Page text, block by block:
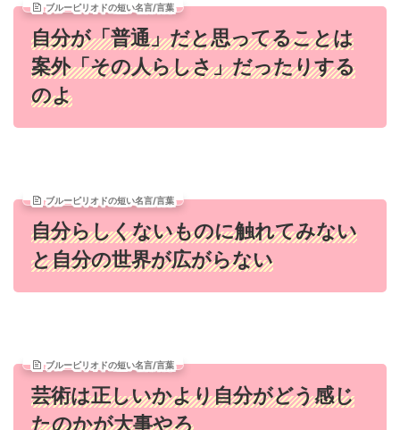
ブルーピリオドの短い名言/言葉
自分が「普通」だと思ってることは
案外「その人らしさ」だったりする
のよ
ブルーピリオドの短い名言/言葉
自分らしくないものに触れてみない
と自分の世界が広がらない
ブルーピリオドの短い名言/言葉
芸術は正しいかより自分がどう感じ
たのかが大事やろ